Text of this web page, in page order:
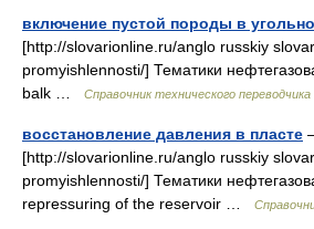
включение пустой породы в
[http://slovarionline.ru/anglo russkiy
promyishlennosti/] Тематики
balk …
Справочник технического переводчика
восстановление давления в пласте
[http://slovarionline.ru/anglo russkiy
promyishlennosti/] Тематики
repressuring of the reservoir …